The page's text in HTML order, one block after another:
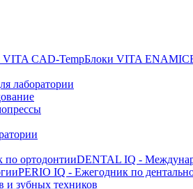
VITA CAD-TempБлоки VITA ENAMIC
лаборатории
ортодонтииDENTAL IQ -
PERIO IQ - Ежегодник по
и зубных техников